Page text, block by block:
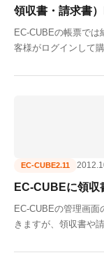
領収書・請求書
EC-CUBEの帳票で
客様がログインして
EC-CUBE2.11
EC-CUBEに領収
EC-CUBEの管理画
きますが、領収書や